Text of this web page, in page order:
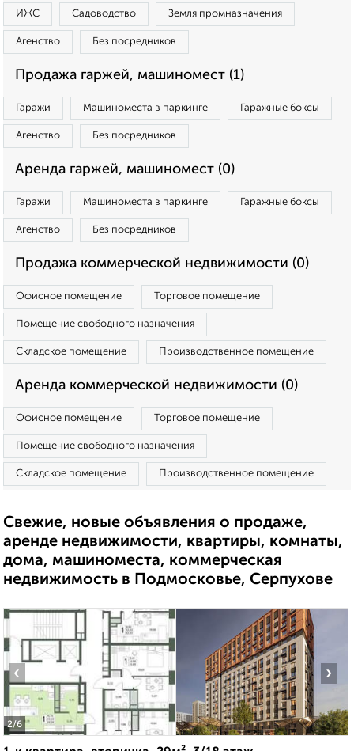
ИЖС Садоводство Земля промназначения
Агенство Без посредников
Продажа гаржей, машиномест (1)
Гаражи Машиноместа в паркинге Гаражные боксы
Агенство Без посредников
Аренда гаржей, машиномест (0)
Гаражи Машиноместа в паркинге Гаражные боксы
Агенство Без посредников
Продажа коммерческой недвижимости (0)
Офисное помещение Торговое помещение
Помещение свободного назначения
Складское помещение Производственное помещение
Аренда коммерческой недвижимости (0)
Офисное помещение Торговое помещение
Помещение свободного назначения
Складское помещение Производственное помещение
Свежие, новые объявления о продаже,
аренде недвижимости, квартиры, комнаты,
дома, машиноместа, коммерческая
недвижимость в Подмосковье, Серпухове
2/6
‹ ›